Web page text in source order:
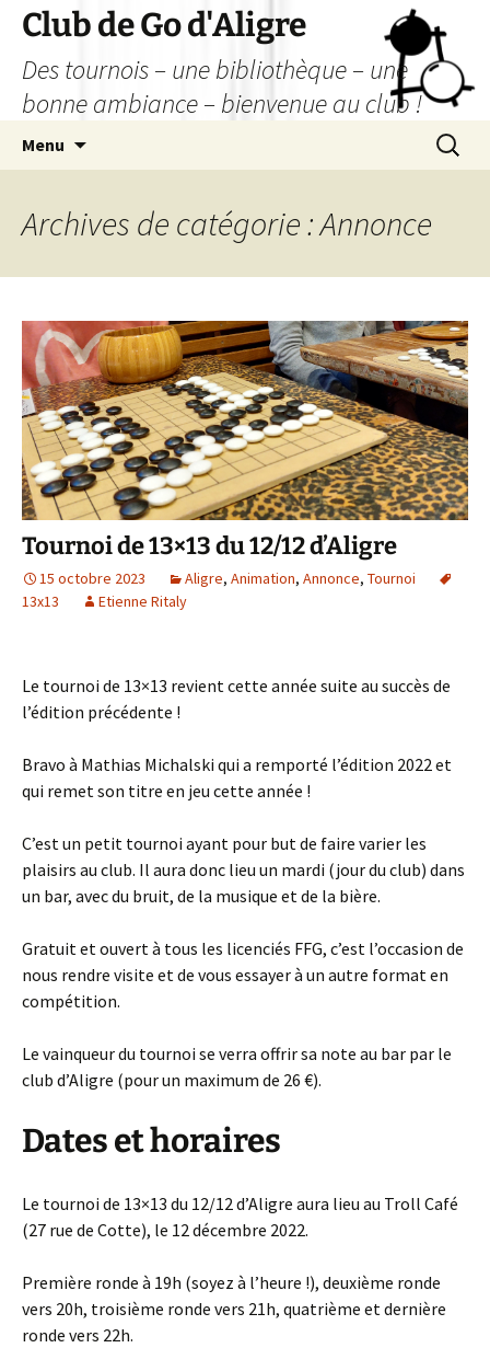
Aller
contenu
Club de Go d'Aligre
Des tournois – une bibliothèque – une
bonne ambiance – bienvenue au club !
Menu
Archives de catégorie : Annonce
Tournoi de 13×13 du 12/12 d’Aligre
15 octobre 2023 Aligre, Animation, Annonce, Tournoi
13x13
Etienne Ritaly
Le tournoi de 13×13 revient cette année suite au succès de
l’édition précédente !
Bravo à Mathias Michalski qui a remporté l’édition 2022 et
qui remet son titre en jeu cette année !
C’est un petit tournoi ayant pour but de faire varier les
plaisirs au club. Il aura donc lieu un mardi (jour du club) dans
un bar, avec du bruit, de la musique et de la bière.
Gratuit et ouvert à tous les licenciés FFG, c’est l’occasion de
nous rendre visite et de vous essayer à un autre format en
compétition.
Le vainqueur du tournoi se verra offrir sa note au bar par le
club d’Aligre (pour un maximum de 26 €).
Dates et horaires
Le tournoi de 13×13 du 12/12 d’Aligre aura lieu au Troll Café
(27 rue de Cotte), le 12 décembre 2022.
Première ronde à 19h (soyez à l’heure !), deuxième ronde
vers 20h, troisième ronde vers 21h, quatrième et dernière
ronde vers 22h.